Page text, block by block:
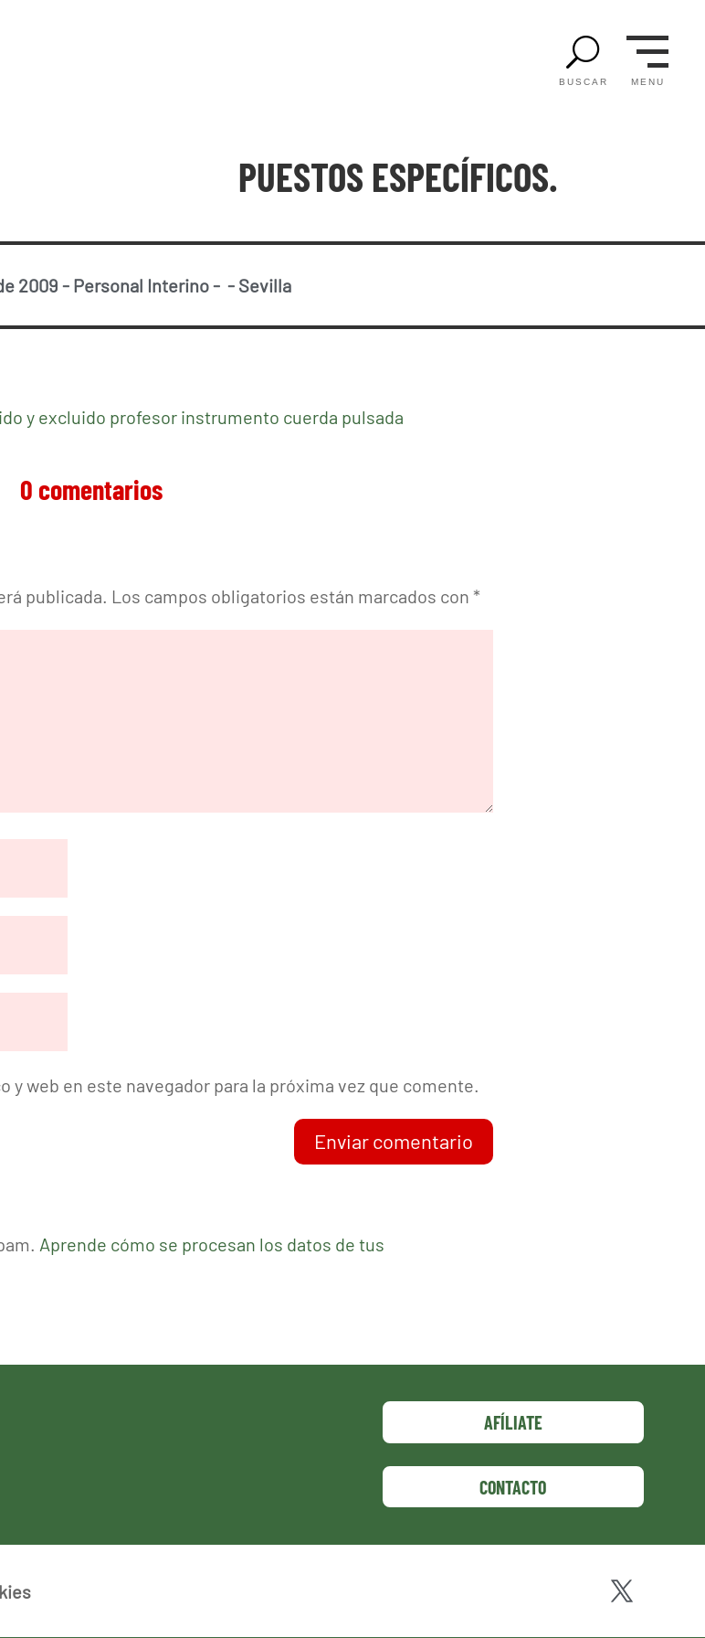
U
BUSCAR MENU
PUESTOS ESPECÍFICOS.
2009 - Personal Interino- - Sevilla
y excluido profesor instrumento cuerda pulsada
0 comentarios
publicada. Los campos obligatorios están marcados con *
web en este navegador para la próxima vez que comente.
Enviar comentario
Aprende cómo se procesan los datos de tus
AFÍLIATE
CONTACTO